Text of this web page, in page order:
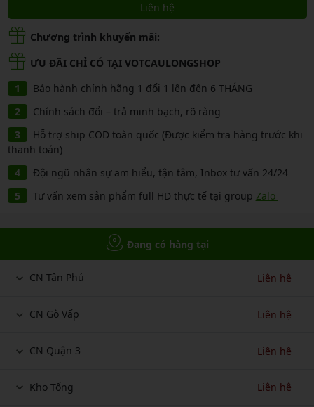
Liên hệ
Chương trình khuyến mãi:
ƯU ĐÃI CHỈ CÓ TẠI VOTCAULONGSHOP
Bảo hành chính hãng 1 đổi 1 lên đến 6 THÁNG
Chính sách đổi – trả minh bạch, rõ ràng
Hỗ trợ ship COD toàn quốc (Được kiểm tra hàng trước khi
thanh toán)
Đội ngũ nhân sự am hiểu, tận tâm, Inbox tư vấn 24/24
Tư vấn xem sản phẩm full HD thực tế tại group Zalo
Đang có hàng tại
CN Tân Phú Liên hệ
CN Gò Vấp Liên hệ
CN Quận 3 Liên hệ
Kho Tổng Liên hệ